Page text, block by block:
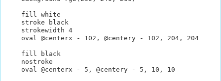
    fill white
    stroke black
    strokewidth 4
    oval @centerx - 102, @centery - 102, 204, 204
    fill black
    nostroke
    oval @centerx - 5, @centery - 5, 10, 10